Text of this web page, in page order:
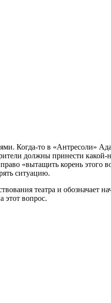
Когда-то в «Антресоли»
должны принести
«вытащить корень этого
ситуацию.
театра и обозначает
этот вопрос.